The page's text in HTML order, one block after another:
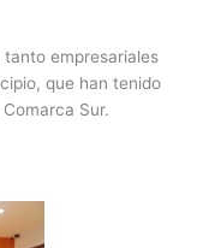
empresariales
que han tenido
Sur.